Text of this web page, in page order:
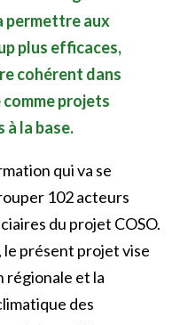
permettre aux
plus efficaces,
cohérent dans
comme projets
la base.
qui va se
102 acteurs
du projet COSO.
le présent projet vise
régionale et la
des